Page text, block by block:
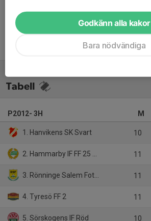
Tabell
P2012- 3H M
1. Hanvikens SK Svart 10
2. Hammarby IF FF 25 Vit 11
3. Rönninge Salem Fotboll Svart 11
4. Tyresö FF 2 11
5. Sörskogens IF Röd 10
Godkänn alla kakor
Bara nödvändiga